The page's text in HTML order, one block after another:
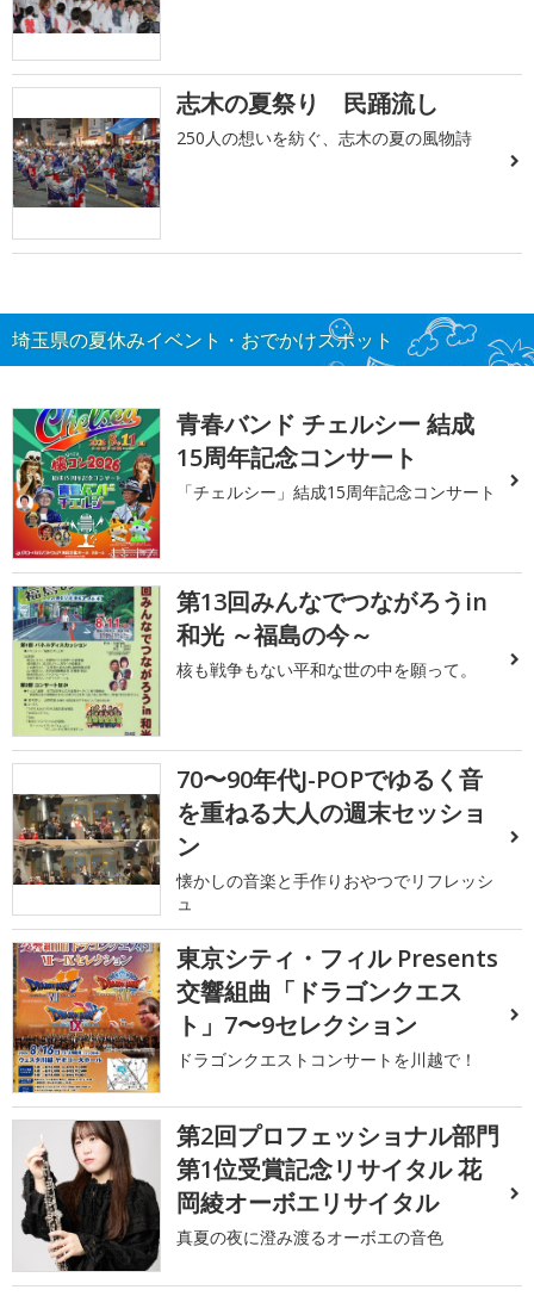
志木の夏祭り 民踊流し
250人の想いを紡ぐ、志木の夏の風物詩
埼玉県の夏休みイベント・おでかけスポット
青春バンド チェルシー 結成
15周年記念コンサート
「チェルシー」結成15周年記念コンサート
第13回みんなでつながろうin
和光 ～福島の今～
核も戦争もない平和な世の中を願って。
70〜90年代J-POPでゆるく音
を重ねる大人の週末セッショ
ン
懐かしの音楽と手作りおやつでリフレッシ
ュ
東京シティ・フィル Presents
交響組曲「ドラゴンクエス
ト」7〜9セレクション
ドラゴンクエストコンサートを川越で！
第2回プロフェッショナル部門
第1位受賞記念リサイタル 花
岡綾オーボエリサイタル
真夏の夜に澄み渡るオーボエの音色